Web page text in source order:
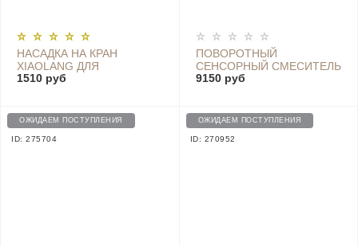
НАСАДКА НА КРАН
XIAOLANG ДЛЯ
СОХРАНЕНИЯ СВЕЖЕСТИ
MZSLT01
1510 руб
ПОВОРОТНЫЙ
СЕНСОРНЫЙ СМЕСИТЕЛЬ
YUE U KITCHEN FAUCET
9150 руб
ОЖИДАЕМ ПОСТУПЛЕНИЯ
ID: 275704
ОЖИДАЕМ ПОСТУПЛЕНИЯ
ID: 270952